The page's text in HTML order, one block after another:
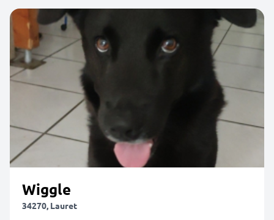
Wiggle
34270, Lauret